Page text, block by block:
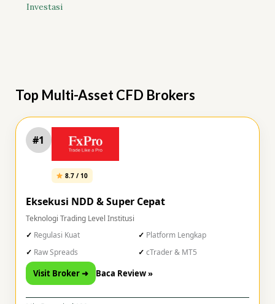
Investasi
Top Multi-Asset CFD Brokers
#1
8.7 / 10
Eksekusi NDD & Super Cepat
Teknologi Trading Level Institusi
Regulasi Kuat
Platform Lengkap
Raw Spreads
cTrader & MT5
Visit Broker ➜ Baca Review »